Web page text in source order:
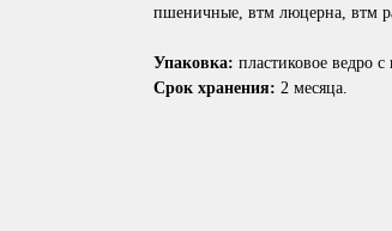
пшеничные, втм люцерна, втм
Упаковка: пластиковое ведро
Срок хранения: 2 месяца.